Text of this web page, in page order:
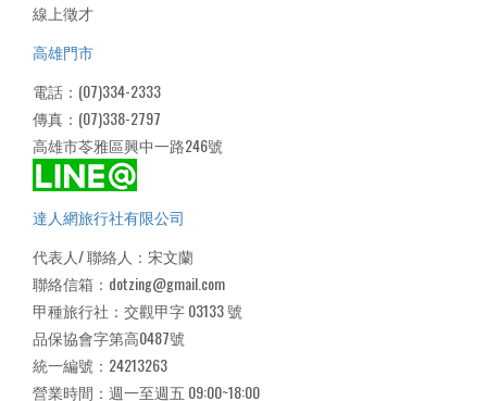
線上徵才
高雄門市
電話：(07)334-2333
傳真：(07)338-2797
高雄市苓雅區興中一路246號
達人網旅行社有限公司
代表人/ 聯絡人：宋文蘭
聯絡信箱：dotzing@gmail.com
甲種旅行社：交觀甲字 03133 號
品保協會字第高0487號
統一編號：24213263
營業時間：週一至週五 09:00~18:00